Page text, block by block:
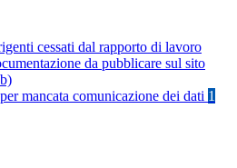
cessati dal rapporto di lavoro
da pubblicare sul sito
mancata comunicazione dei dati 1